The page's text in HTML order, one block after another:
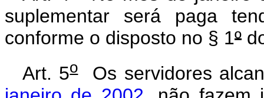
suplementar será paga
conforme o disposto no § 1º
Art. 5oOs servidores